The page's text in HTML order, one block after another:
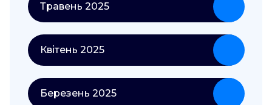
Травень 2025
Квітень 2025
Березень 2025